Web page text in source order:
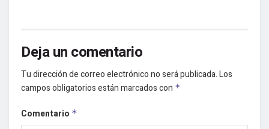
Deja un comentario
Tu dirección de correo electrónico no será publicada.Los
campos obligatorios están marcados con *
Comentario *